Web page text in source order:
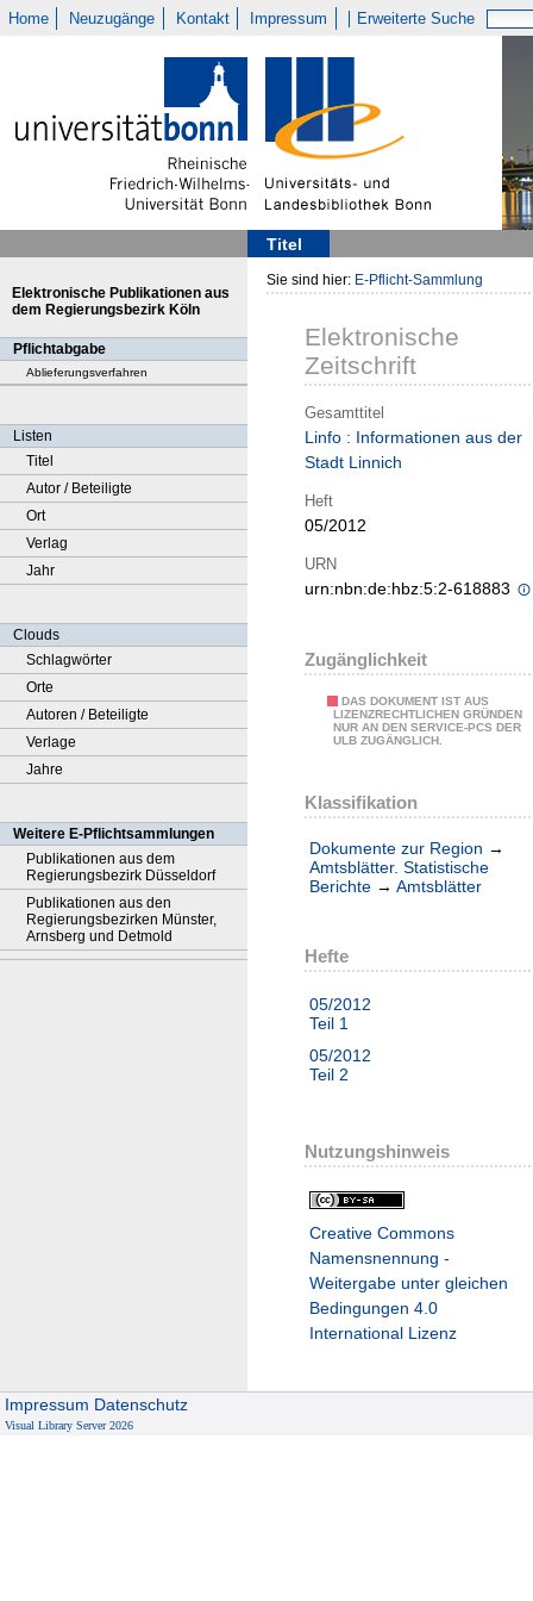
Home Neuzugänge Kontakt Impressum Erweiterte Suche
Titel
Elektronische Publikationen aus
dem Regierungsbezirk Köln
Pflichtabgabe
Ablieferungsverfahren
Listen
Titel
Autor / Beteiligte
Ort
Verlag
Jahr
Clouds
Schlagwörter
Orte
Autoren / Beteiligte
Verlage
Jahre
Weitere E-Pflichtsammlungen
Publikationen aus dem
Regierungsbezirk Düsseldorf
Publikationen aus den
Regierungsbezirken Münster,
Arnsberg und Detmold
Sie sind hier: E-Pflicht-Sammlung
Elektronische
Zeitschrift
Gesamttitel
Linfo : Informationen aus der
Stadt Linnich
Heft
05/2012
URN
urn:nbn:de:hbz:5:2-618883
Zugänglichkeit
DAS DOKUMENT IST AUS
LIZENZRECHTLICHEN GRÜNDEN
NUR AN DEN SERVICE-PCS DER
ULB ZUGÄNGLICH.
Klassifikation
Dokumente zur Region →
Amtsblätter. Statistische
Berichte → Amtsblätter
Hefte
05/2012
Teil 1
05/2012
Teil 2
Nutzungshinweis
Creative Commons
Namensnennung -
Weitergabe unter gleichen
Bedingungen 4.0
International Lizenz
Impressum Datenschutz
Visual Library Server 2026